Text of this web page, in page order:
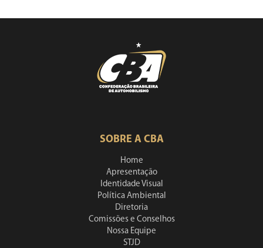
SOBRE A CBA
Home
Apresentação
Identidade Visual
Política Ambiental
Diretoria
Comissões e Conselhos
Nossa Equipe
STJD